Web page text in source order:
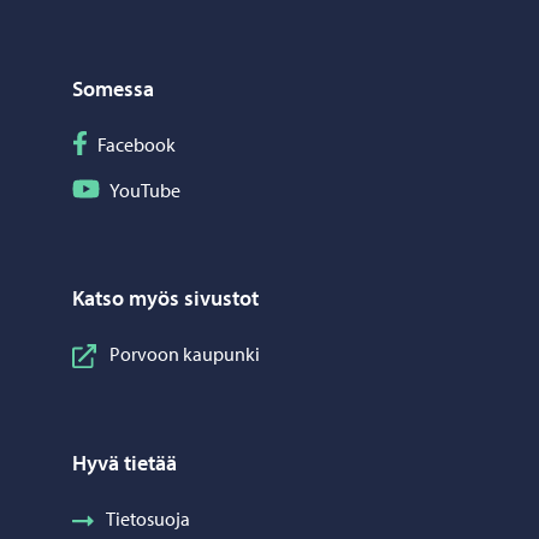
Somessa
Seuraa Facebook
Facebook
Seuraa YouTube
YouTube
Katso myös sivustot
Porvoon kaupunki
Hyvä tietää
Tietosuoja